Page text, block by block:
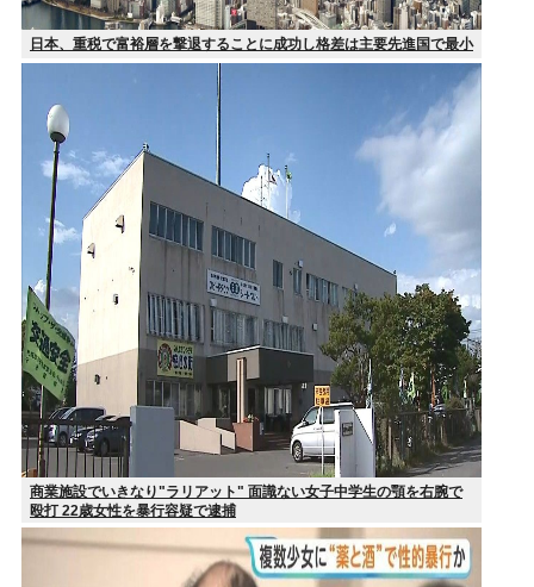
日本、重税で富裕層を撃退することに成功し格差は主要先進国で最小
商業施設でいきなり"ラリアット" 面識ない女子中学生の顎を右腕で
殴打 22歳女性を暴行容疑で逮捕